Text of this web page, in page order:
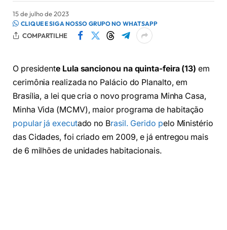
15 de julho de 2023
CLIQUE E SIGA NOSSO GRUPO NO WHATSAPP
COMPARTILHE
O presidente Lula sancionou na quinta-feira (13)em
cerimônia realizada no Palácio do Planalto, em
Brasília, a lei que cria o novo programa Minha Casa,
Minha Vida (MCMV), maior programa de habitação
popular já executado no Brasil. Gerido pelo Ministério
das Cidades, foi criado em 2009, e já entregou mais
de 6 milhões de unidades habitacionais.